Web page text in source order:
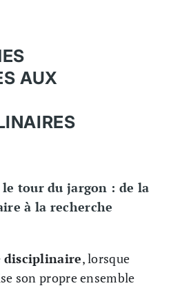
AUX
tour du jargon : de la
à la recherche
disciplinaire, lorsque
son propre ensemble